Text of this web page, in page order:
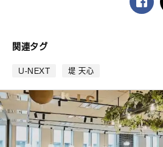
関連タグ
U-NEXT 堤 天心